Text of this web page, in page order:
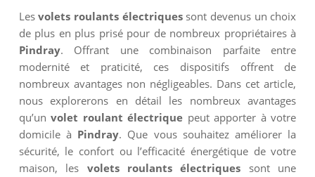
Lesvolets roulants électriquessont devenus un choix
de plus en plus prisé pour de nombreux propriétaires à
Pindray. Offrant une combinaison parfaite entre
modernité et praticité, ces dispositifs offrent de
nombreux avantages non négligeables. Dans cet article,
nous explorerons en détail les nombreux avantages
qu’unvolet roulant électrique peut apporter à votre
domicile à Pindray. Que vous souhaitez améliorer la
sécurité, le confort ou l’efficacité énergétique de votre
maison, les volets roulants électriques sont une